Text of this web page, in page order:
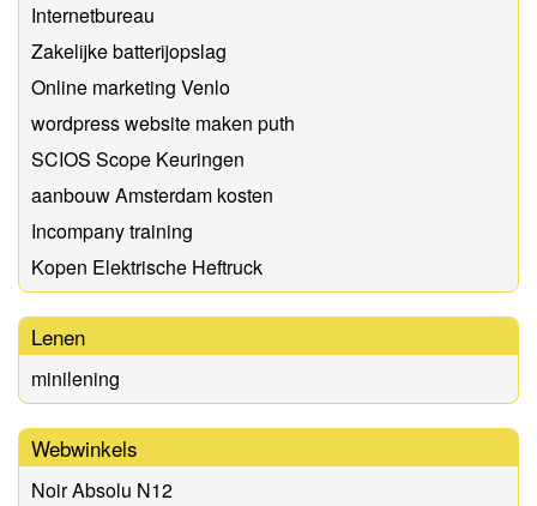
Internetbureau
Zakelijke batterijopslag
Online marketing Venlo
wordpress website maken puth
SCIOS Scope Keuringen
aanbouw Amsterdam kosten
Incompany training
Kopen Elektrische Heftruck
Lenen
minilening
Webwinkels
Noir Absolu N12